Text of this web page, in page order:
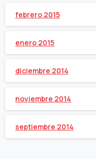
febrero 2015
enero 2015
diciembre 2014
noviembre 2014
septiembre 2014